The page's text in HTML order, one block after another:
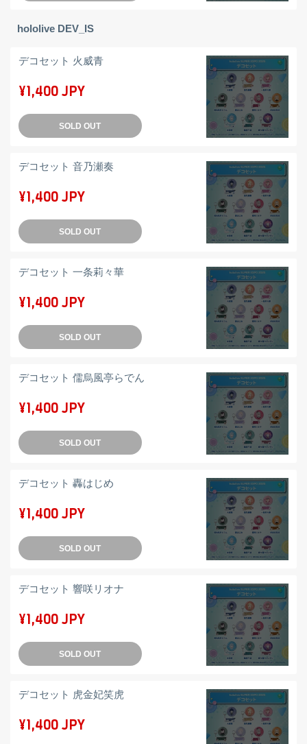
hololive DEV_IS
デコセット 火威青
¥1,400 JPY
SOLD OUT
デコセット 音乃瀬奏
¥1,400 JPY
SOLD OUT
デコセット 一条莉々華
¥1,400 JPY
SOLD OUT
デコセット 儒烏風亭らでん
¥1,400 JPY
SOLD OUT
デコセット 轟はじめ
¥1,400 JPY
SOLD OUT
デコセット 響咲リオナ
¥1,400 JPY
SOLD OUT
デコセット 虎金妃笑虎
¥1,400 JPY